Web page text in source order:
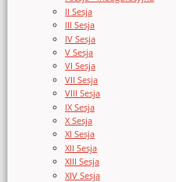
II Sesja
III Sesja
IV Sesja
V Sesja
VI Sesja
VII Sesja
VIII Sesja
IX Sesja
X Sesja
XI Sesja
XII Sesja
XIII Sesja
XIV Sesja